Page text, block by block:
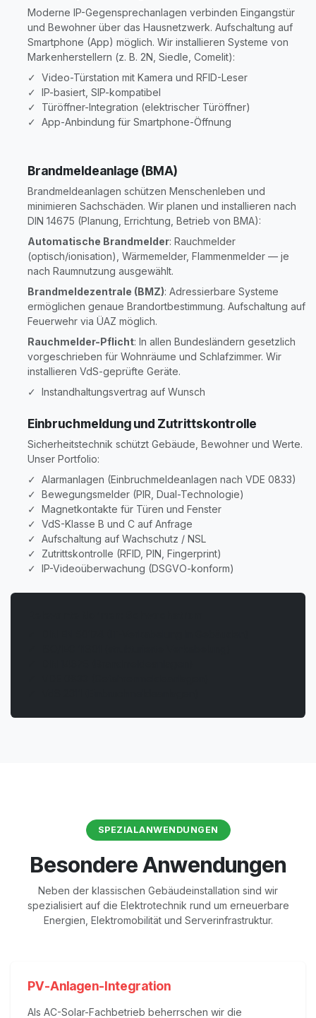
Moderne IP-Gegensprechanlagen verbinden Eingangstür
und Bewohner über das Hausnetzwerk. Aufschaltung auf
Smartphone (App) möglich. Wir installieren Systeme von
Markenherstellern (z. B. 2N, Siedle, Comelit):
✓ Video-Türstation mit Kamera und RFID-Leser
✓ IP-basiert, SIP-kompatibel
✓ Türöffner-Integration (elektrischer Türöffner)
✓ App-Anbindung für Smartphone-Öffnung
Brandmeldeanlage (BMA)
Brandmeldeanlagen schützen Menschenleben und
minimieren Sachschäden. Wir planen und installieren nach
DIN 14675 (Planung, Errichtung, Betrieb von BMA):
Automatische Brandmelder: Rauchmelder
(optisch/ionisation), Wärmemelder, Flammenmelder — je
nach Raumnutzung ausgewählt.
Brandmeldezentrale (BMZ): Adressierbare Systeme
ermöglichen genaue Brandortbestimmung. Aufschaltung auf
Feuerwehr via ÜAZ möglich.
Rauchmelder-Pflicht: In allen Bundesländern gesetzlich
vorgeschrieben für Wohnräume und Schlafzimmer. Wir
installieren VdS-geprüfte Geräte.
✓ Instandhaltungsvertrag auf Wunsch
Einbruchmeldung und Zutrittskontrolle
Sicherheitstechnik schützt Gebäude, Bewohner und Werte.
Unser Portfolio:
✓ Alarmanlagen (Einbruchmeldeanlagen nach VDE 0833)
✓ Bewegungsmelder (PIR, Dual-Technologie)
✓ Magnetkontakte für Türen und Fenster
✓ VdS-Klasse B und C auf Anfrage
✓ Aufschaltung auf Wachschutz / NSL
✓ Zutrittskontrolle (RFID, PIN, Fingerprint)
✓ IP-Videoüberwachung (DSGVO-konform)
SPEZIALANWENDUNGEN
Besondere Anwendungen
Neben der klassischen Gebäudeinstallation sind wir
spezialisiert auf die Elektrotechnik rund um erneuerbare
Energien, Elektromobilität und Serverinfrastruktur.
PV-Anlagen-Integration
Als AC-Solar-Fachbetrieb beherrschen wir die